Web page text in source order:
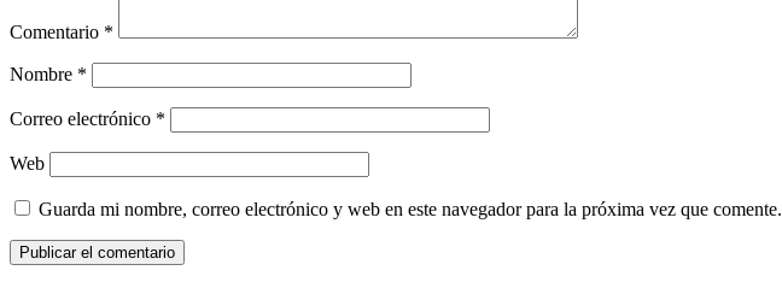
Comentario *
Nombre *
Correo electrónico *
Web
Guarda mi nombre, correo electrónico y web en este navegador para la próxima vez que comente.